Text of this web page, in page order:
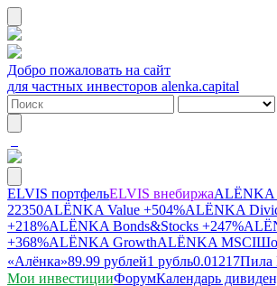
Добро пожаловать на сайт
для частных инвесторов alenka.capital
ELVIS портфельELVIS внебиржа
22350ALЁNKA Value +504%ALЁNKA
+218%ALЁNKA Bonds&Stocks +247%
+368%ALЁNKA GrowthALЁNKA MSCI
«Алёнка»89.99 рублей1 рубль0.01217Пила
Мои инвестицииФорумКалендарь